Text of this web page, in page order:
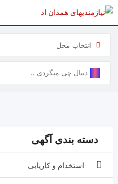
پرش
محتوا
انتخاب محل
دسته بندی آگهی
استخدام و کاریابی